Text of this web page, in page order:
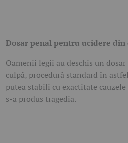
Dosar penal pentru ucidere din
Oamenii legii au deschis un
culpă, procedură standard în
putea stabili cu exactitate
s-a produs tragedia.